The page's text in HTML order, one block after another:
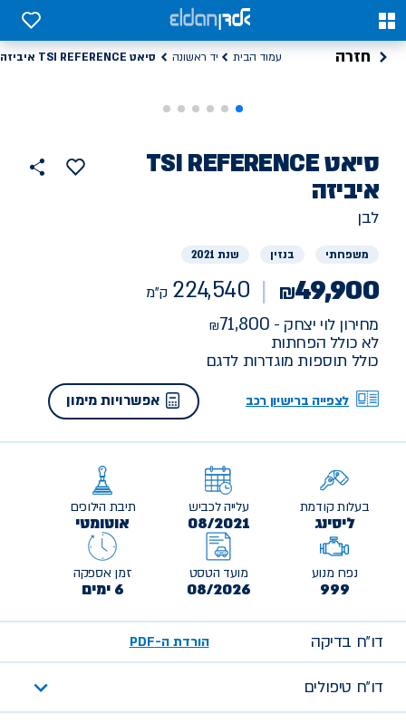
0
0
חזרה עמוד הבית יד ראשונה סיאט TSI REFERENCE איביזה
רכב
יד
ראשונה
סיאטTSI REFERENCE
איביזה
הוסף
למועדפים
לבן
משפחתי בנזין שנת 2021
₪49,900
224,540 ק"מ
מחירון לוי יצחק - 71,800
לא כולל הפחתות
כולל תוספות מוגדרות לדגם
לצפייה ברישיון רכב אפשרויות מימון
בעלות קודמת
ליסינג
עלייה לכביש
08/2021
תיבת הילוכים
אוטומטי
נפח מנוע
999
מועד הטסט
08/2026
זמן אספקה
6 ימים
דו״ח בדיקה הורדת ה-PDF
דו״ח טיפולים